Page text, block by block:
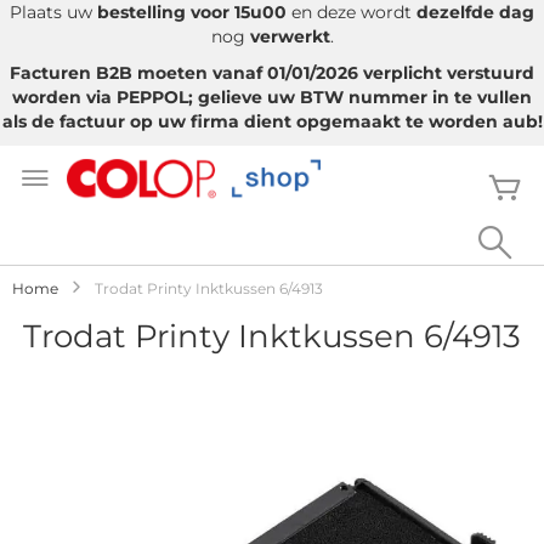
Plaats uw bestelling voor 15u00 en deze wordt dezelfde dag
nog verwerkt.
Facturen B2B moeten vanaf 01/01/2026 verplicht verstuurd
worden via PEPPOL; gelieve uw BTW nummer in te vullen
als de factuur op uw firma dient opgemaakt te worden aub!
naar
Home Trodat Printy Inktkussen 6/4913
Trodat Printy Inktkussen 6/4913